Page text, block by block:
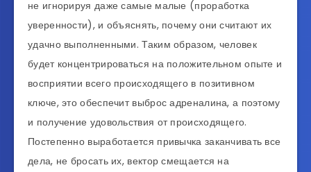
не игнорируя даже самые малые (проработка
уверенности), и объяснять, почему они считают их
удачно выполненными. Таким образом, человек
будет концентрироваться на положительном опыте и
восприятии всего происходящего в позитивном
ключе, это обеспечит выброс адреналина, а поэтому
и получение удовольствия от происходящего.
Постепенно выработается привычка заканчивать все
дела, не бросать их, вектор смещается на